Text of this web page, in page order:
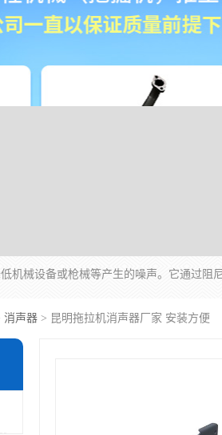
消声器 > 昆明拖拉机消声器厂家 安装方便